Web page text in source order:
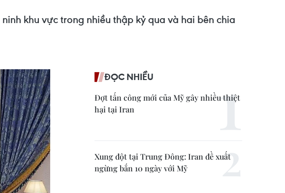
khu vực trong nhiều thập kỷ qua và hai bên chia
ĐỌC NHIỀU
Đợt tấn công mới của Mỹ gây nhiều thiệt
hại tại Iran
Xung đột tại Trung Đông: Iran đề xuất
ngừng bắn 10 ngày với Mỹ